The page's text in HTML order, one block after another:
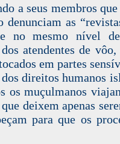
a seus membros
denunciam as
no mesmo nível de
atendentes de vôo,
em partes
direitos humanos
os muçulmanos
deixem apenas
para que os